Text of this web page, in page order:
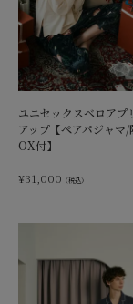
ユニセックスベロアプ
アップ【ペアパジャマ
OX付】
¥31,000 （税込）